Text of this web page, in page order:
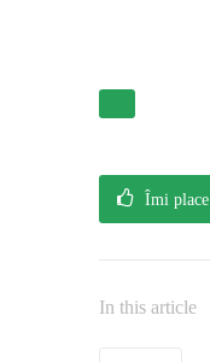
Îmi place
In this article